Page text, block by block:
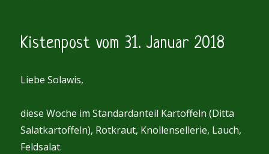
Februar
2018
Kistenpost vom 31. Januar 2018
Liebe Solawis,
diese Woche im Standardanteil Kartoffeln (Ditta
Salatkartoffeln), Rotkraut, Knollensellerie, Lauch,
Feldsalat.